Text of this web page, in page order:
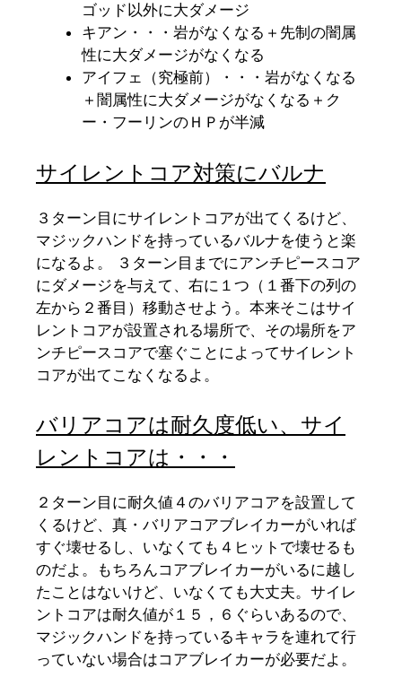
ゴッド以外に大ダメージ
キアン・・・岩がなくなる＋先制の闇属
性に大ダメージがなくなる
アイフェ（究極前）・・・岩がなくなる
＋闇属性に大ダメージがなくなる＋ク
ー・フーリンのＨＰが半減
サイレントコア対策にバルナ
３ターン目にサイレントコアが出てくるけど、
マジックハンドを持っているバルナを使うと楽
になるよ。 ３ターン目までにアンチピースコア
にダメージを与えて、右に１つ（１番下の列の
左から２番目）移動させよう。本来そこはサイ
レントコアが設置される場所で、その場所をア
ンチピースコアで塞ぐことによってサイレント
コアが出てこなくなるよ。
バリアコアは耐久度低い、サイ
レントコアは・・・
２ターン目に耐久値４のバリアコアを設置して
くるけど、真・バリアコアブレイカーがいれば
すぐ壊せるし、いなくても４ヒットで壊せるも
のだよ。もちろんコアブレイカーがいるに越し
たことはないけど、いなくても大丈夫。サイレ
ントコアは耐久値が１５，６ぐらいあるので、
マジックハンドを持っているキャラを連れて行
っていない場合はコアブレイカーが必要だよ。